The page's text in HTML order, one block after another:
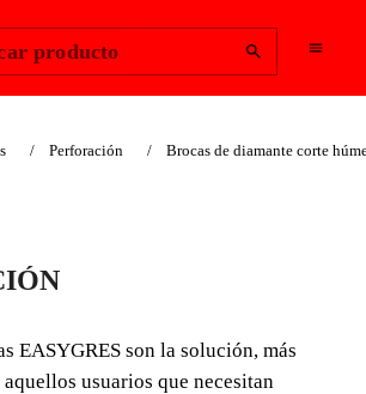
producto
Perforación Brocas de diamante corte
Ø 6 - 12
EASYGRES son la solución, más
usuarios que necesitan